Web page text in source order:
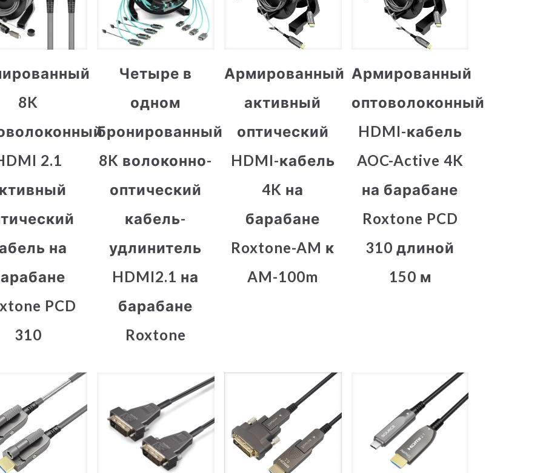
8K
2.1
на
PCD
310
Четыре в
одном
бронированный
8K волоконно-
оптический
кабель-
удлинитель
HDMI2.1 на
барабане
Roxtone
Армированный
активный
оптический
HDMI-кабель
4K на
барабане
Roxtone-AM к
AM-100m
Армированный
оптоволоконный
HDMI-кабель
AOC-Active 4K
на барабане
Roxtone PCD
310 длиной
150 м